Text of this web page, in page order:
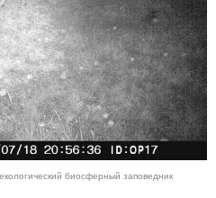
биосферный заповедник